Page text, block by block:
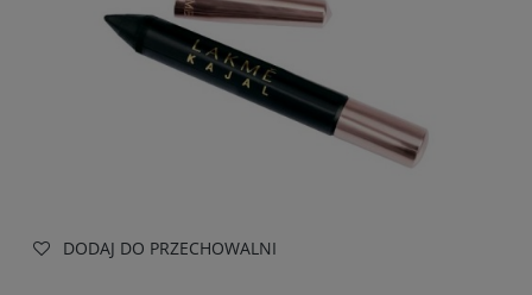
DODAJ DO PRZECHOWALNI